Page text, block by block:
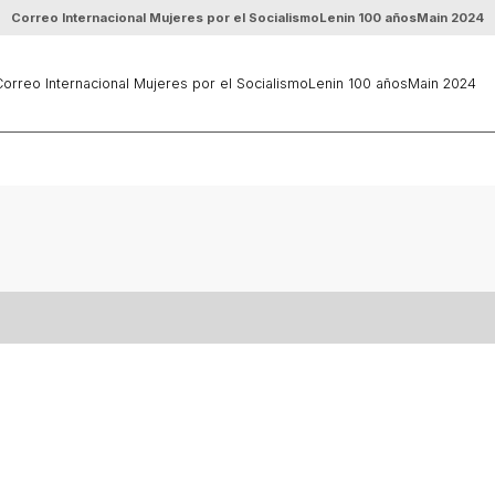
Correo Internacional Mujeres por el SocialismoLenin 100 añosMain 2024
Internacional Mujeres por el SocialismoLenin 100 añosMain 2024